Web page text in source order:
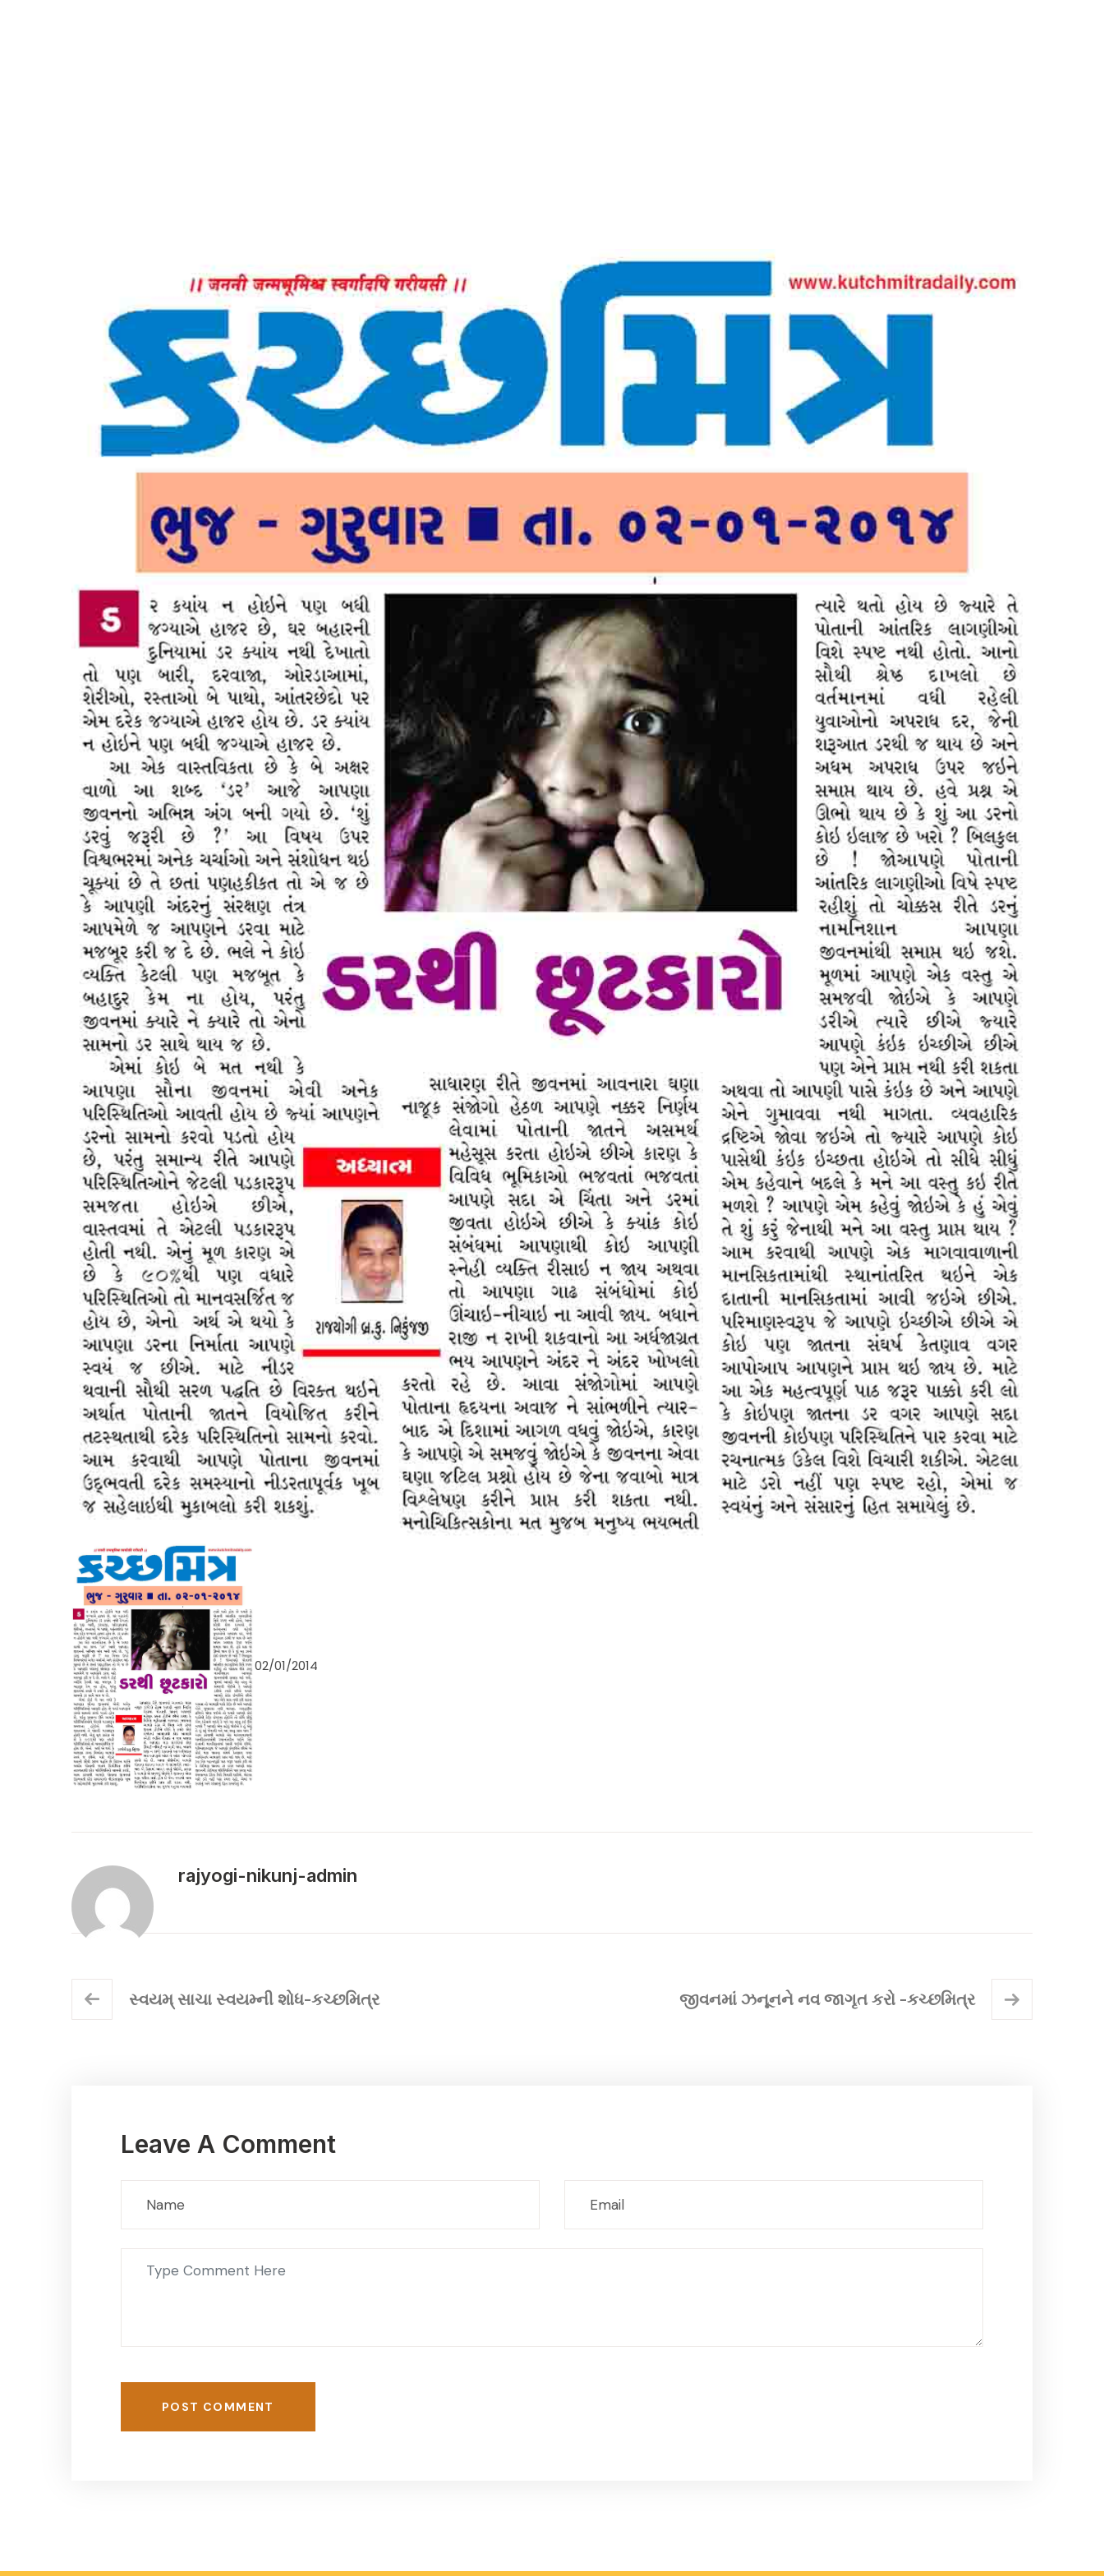
02/01/2014
rajyogi-nikunj-admin
સ્વયમ્ સાચા સ્વયમ્ની શોધ-કચ્છમિત્ર જીવનમાં ઝનૂનને નવ જાગૃત કરો -કચ્છમિત્ર
Leave A Comment
POST COMMENT